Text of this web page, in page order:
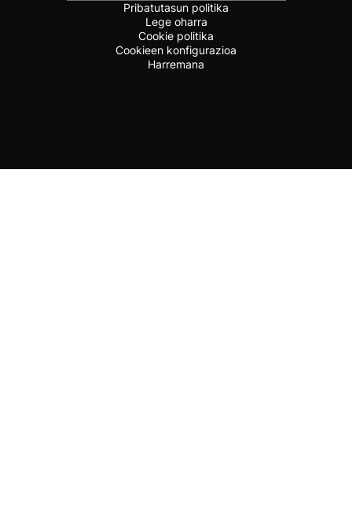
Pribatutasun politika
Lege oharra
Cookie politika
Cookieen konfigurazioa
Harremana